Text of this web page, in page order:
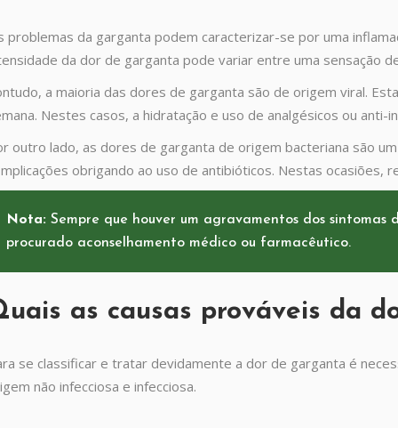
problemas da garganta podem caracterizar-se por uma
da dor de garganta pode variar entre uma sensação
a maioria das dores de garganta são de origem viral.
Nestes casos, a hidratação e uso de analgésicos ou
outro lado, as dores de garganta de origem bacteriana são
obrigando ao uso de antibióticos. Nestas ocasiões,
Nota: Sempre que houver um agravamentos dos
procurado aconselhamento médico ou farmacêutico.
as causas prováveis da
se classificar e tratar devidamente a dor de garganta é
não infecciosa e infecciosa.